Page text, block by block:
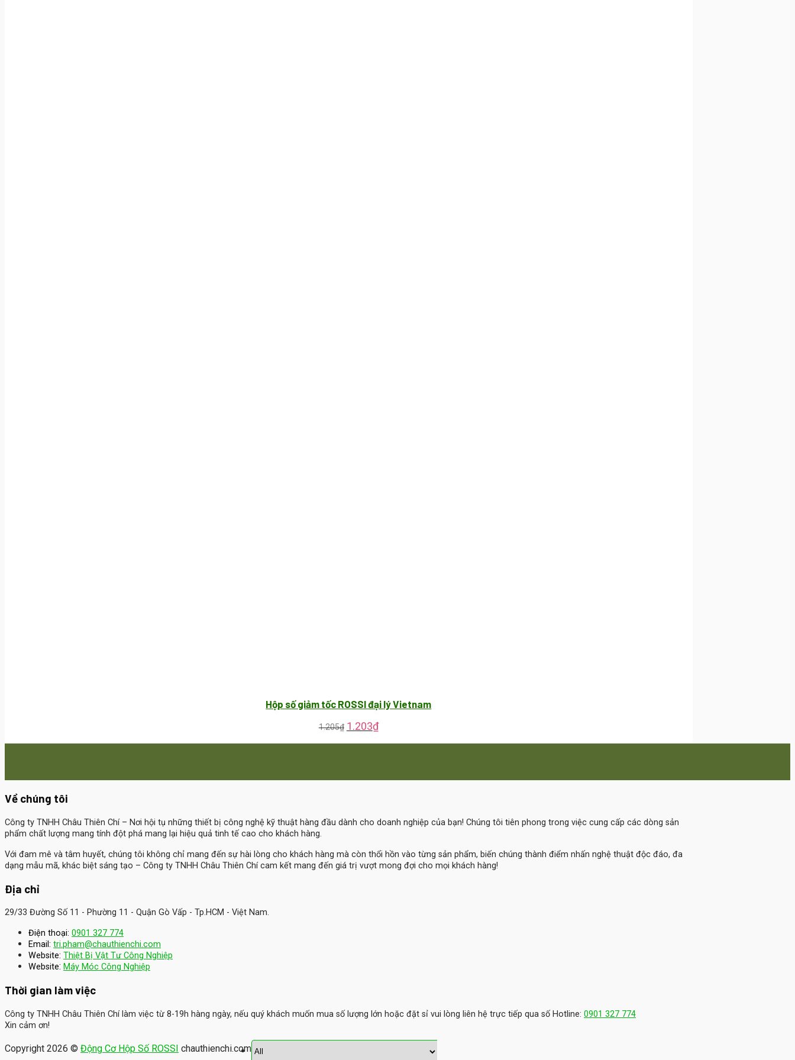
Hộp số giảm tốc ROSSI đại lý Vietnam
1.205₫ 1.203₫
Về chúng tôi
Công ty TNHH Châu Thiên Chí– Nơi hội tụ những thiết bị công nghệ kỹ thuật hàng đầu dành cho doanh nghiệp của bạn! Chúng tôi tiên phong trong việc cung cấp các dòng sản
phẩm chất lượng mang tính đột phá mang lại hiệu quả tinh tế cao cho khách hàng.
Với đam mê và tâm huyết, chúng tôi không chỉ mang đến sự hài lòng cho khách hàng mà còn thổi hồn vào từng sản phẩm, biến chúng thành điểm nhấn nghệ thuật độc đáo, đa
dạng mẫu mã, khác biệt sáng tạo – Công ty TNHH Châu Thiên Chí cam kết mang đến giá trị vượt mong đợi cho mọi khách hàng!
Địa chỉ
29/33 Đường Số 11 - Phường 11 - Quận Gò Vấp - Tp.HCM - Việt Nam.
Điện thoại: 0901 327 774
Email: tri.pham@chauthienchi.com
Website: Thiệt Bị Vật Tư Công Nghiệp
Website: Máy Móc Công Nghiệp
Thời gian làm việc
Công ty TNHH Châu Thiên Chí làm việc từ 8-19h hàng ngày, nếu quý khách muốn mua số lượng lớn hoặc đặt sỉ vui lòng liên hệ trực tiếp qua số Hotline: 0901 327 774
Xin cảm ơn!
Copyright 2026 © Động Cơ Hộp Số ROSSI chauthienchi.com